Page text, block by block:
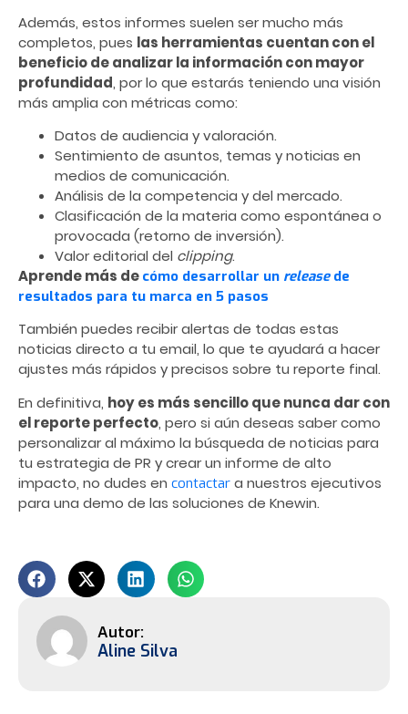
Además, estos informes suelen ser mucho más
completos, pues las herramientas cuentan con el
beneficio de analizar la información con mayor
profundidad, por lo que estarás teniendo una visión
más amplia con métricas como:
Datos de audiencia y valoración.
Sentimiento de asuntos, temas y noticias en
medios de comunicación.
Análisis de la competencia y del mercado.
Clasificación de la materia como espontánea o
provocada (retorno de inversión).
Valor editorial del clipping.
Aprende más de cómo desarrollar un release de
resultados para tu marca en 5 pasos
También puedes recibir alertas de todas estas
noticias directo a tu email, lo que te ayudará a hacer
ajustes más rápidos y precisos sobre tu reporte final.
En definitiva, hoy es más sencillo que nunca dar con
el reporte perfecto, pero si aún deseas saber como
personalizar al máximo la búsqueda de noticias para
tu estrategia de PR y crear un informe de alto
impacto, no dudes en contactar a nuestros ejecutivos
para una demo de las soluciones de Knewin.
Aline Silva